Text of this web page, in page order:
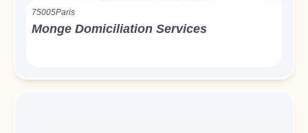
75005Paris
Monge Domiciliation Services